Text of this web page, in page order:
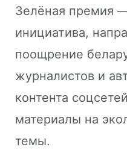
Зелёная премия
инициатива,
поощрение
журналистов и
контента
материалы на
темы.